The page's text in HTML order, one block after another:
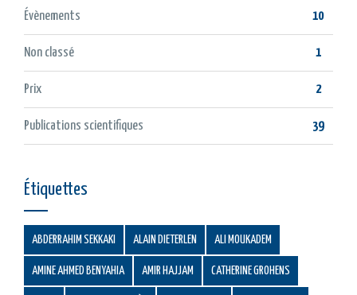
Évènements 10
Non classé 1
Prix 2
Publications scientifiques 39
Étiquettes
ABDERRAHIM SEKKAKI ALAIN DIETERLEN ALI MOUKADEM
AMINE AHMED BENYAHIA AMIR HAJJAM CATHERINE GROHENS